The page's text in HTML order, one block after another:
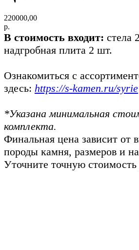
220000,00
р.
В стоимость входит: стела
надгробная плита 2 шт.
Ознакомиться с
здесь: https://s-kamen.ru/syrie
*Указана минимальная
комплекта.
Финальная цена зависит от
породы камня, размеров и
Уточните точную